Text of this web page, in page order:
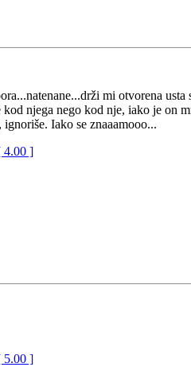
mi otvorena
njega nego kod nje, iako je
Iako se znaaamooo...
4.00 ]
5.00 ]